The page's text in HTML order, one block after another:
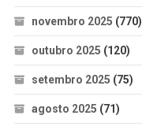
novembro 2025 (770)
outubro 2025 (120)
setembro 2025 (75)
agosto 2025 (71)